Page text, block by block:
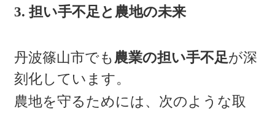
3. 担い手不足と農地の未来
丹波篠山市でも 農業の担い手不足が深
刻化しています。
農地を守るためには、次のような取